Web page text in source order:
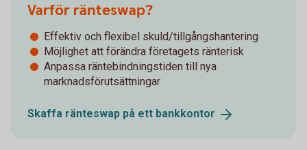
Varför ränteswap?
Effektiv och flexibel skuld/tillgångshantering
Möjlighet att förändra företagets ränterisk
Anpassa räntebindningstiden till nya
marknadsförutsättningar
Skaffa ränteswap på ett bankkontor